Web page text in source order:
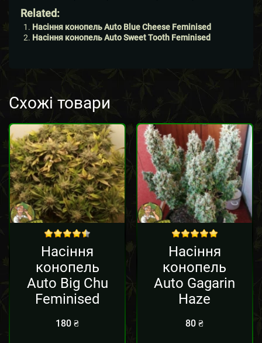
Related:
Насіння конопель Auto Blue Cheese Feminised
Насіння конопель Auto Sweet Tooth Feminised
Схожі товари
Насіння
конопель
Auto Big Chu
Feminised
180₴
Насіння
конопель
Auto Gagarin
Haze
80₴